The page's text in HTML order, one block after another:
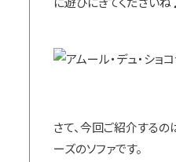
さて、今回ご紹介する
ーズのソファです。